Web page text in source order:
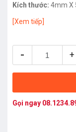
Kích thước: 4mm X
Kích thước mắt lưới:
[Xem tiếp]
- +
Gọi ngay